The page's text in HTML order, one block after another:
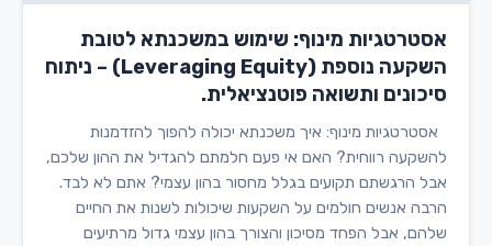
אסטרטגיות מינוף: שימוש במשכנתא לטובת
השקעה נוספת (Leveraging Equity) – ניתוח
סיכונים ותשואה פוטנציאלית.
אסטרטגיות מינוף: איך משכנתא יכולה להפוך להזדמנות
להשקעה רווחית? האם אי פעם חלמתם להגדיל את ההון שלכם,
אבל הרגשתם תקועים בגלל מחסור בהון עצמי? אתם לא לבד.
הרבה אנשים חולמים על השקעות שיכולות לשנות את החיים
שלהם, אבל הפחד מסיכון והצורך בהון עצמי גדול מרתיעים